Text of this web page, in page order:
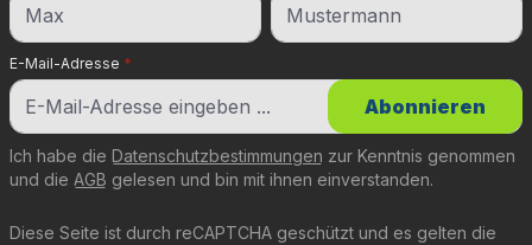
E-Mail-Adresse *
Diese Seite ist durch reCAPTCHA geschützt und es gelten die
Ich habe die Datenschutzbestimmungen zur Kenntnis genommen
und die AGB gelesen und bin mit ihnen einverstanden.
Abonnieren